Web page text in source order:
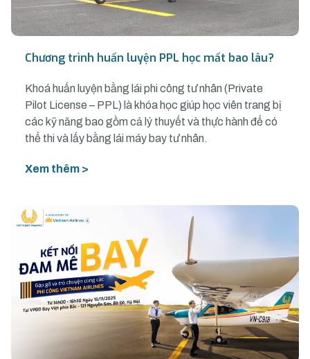
Chương trình huấn luyện PPL học mất bao lâu?
Khoá huấn luyện bằng lái phi công tư nhân (Private
Pilot License – PPL) là khóa học giúp học viên trang bị
các kỹ năng bao gồm cả lý thuyết và thực hành để có
thể thi và lấy bằng lái máy bay tư nhân.
Xem thêm >